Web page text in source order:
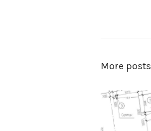
More posts